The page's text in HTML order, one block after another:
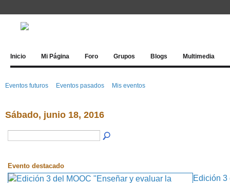
Inicio Mi Página Foro Grupos Blogs Multimedia
Eventos futuros Eventos pasados Mis eventos
Sábado, junio 18, 2016
Evento destacado
Edición 3